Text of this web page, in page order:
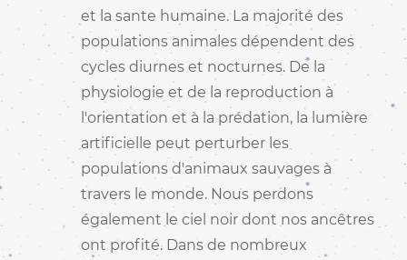
et la sante humaine. La majorité des
populations animales dépendent des
cycles diurnes et nocturnes. De la
physiologie et de la reproduction à
l'orientation et à la prédation, la lumière
artificielle peut perturber les
populations d'animaux sauvages à
travers le monde. Nous perdons
également le ciel noir dont nos ancêtres
ont profité. Dans de nombreux